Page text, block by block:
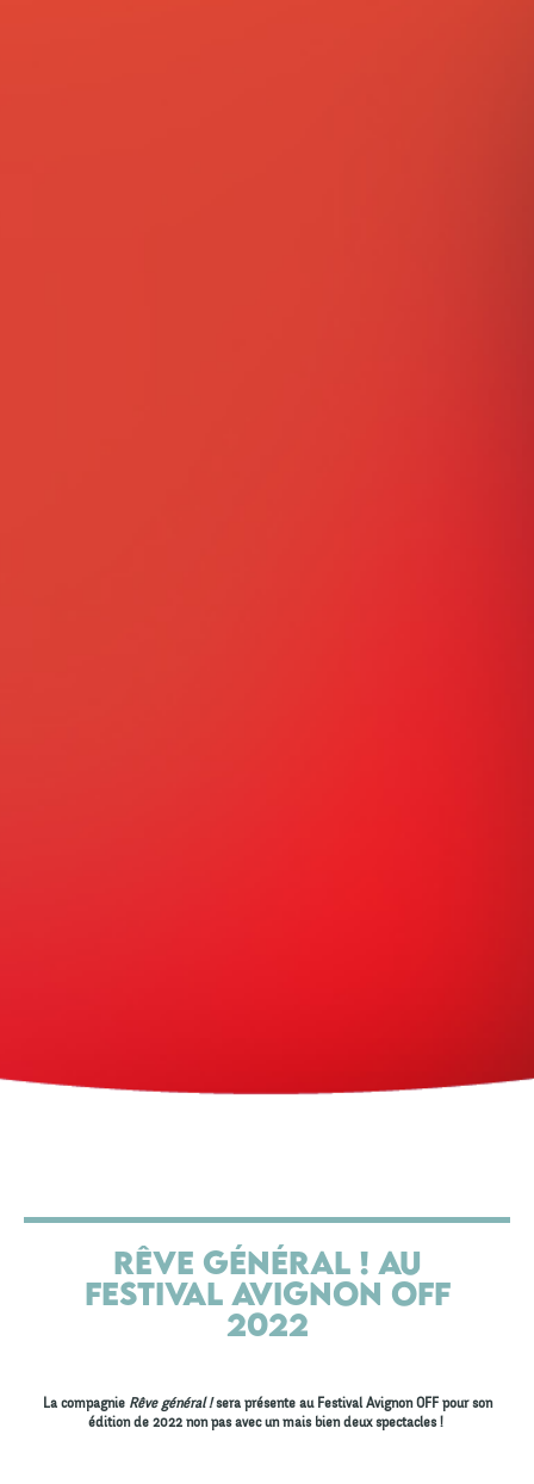
Rêve général ! au
Festival Avignon OFF
2022
La compagnie Rêve général !sera présente au Festival Avignon OFF pour son
édition de 2022 non pas avec un mais bien deux spectacles !